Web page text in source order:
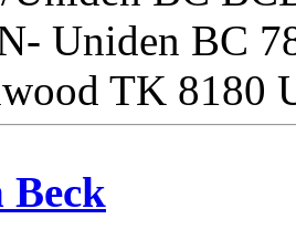
Uniden BC
TK 8180
Beck